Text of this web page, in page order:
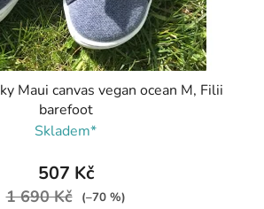
Maui canvas vegan ocean M, Filii
barefoot
Skladem*
507 Kč
1 690 Kč (–70 %)